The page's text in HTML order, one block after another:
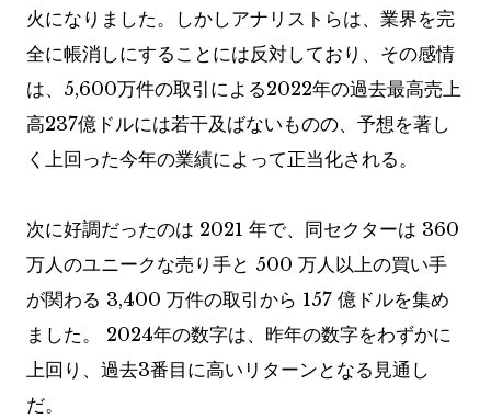
火になりました。しかしアナリストらは、業界を完
全に帳消しにすることには反対しており、その感情
は、5,600万件の取引による2022年の過去最高売上
高237億ドルには若干及ばないものの、予想を著し
く上回った今年の業績によって正当化される。
次に好調だったのは 2021 年で、同セクターは 360
万人のユニークな売り手と 500 万人以上の買い手
が関わる 3,400 万件の取引から 157 億ドルを集め
ました。 2024年の数字は、昨年の数字をわずかに
上回り、過去3番目に高いリターンとなる見通し
だ。